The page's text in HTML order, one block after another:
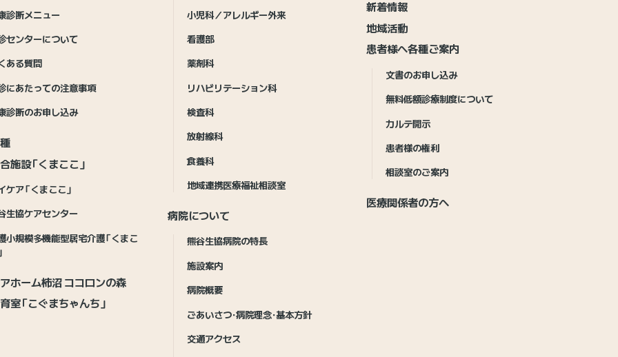
診断メニュー
センターについて
ある質問
にあたっての注意事項
診断のお申し込み
施設「くまここ」
ケア「くまここ」
生協ケアセンター
小規模多機能型居宅介護「くまこ
ホーム柿沼 ココロンの森
室「こぐまちゃんち」
小児科／アレルギー外来
看護部
薬剤科
リハビリテーション科
検査科
放射線科
食養科
地域連携医療福祉相談室
病院について
熊谷生協病院の特長
施設案内
病院概要
ごあいさつ・病院理念・基本方針
交通アクセス
新着情報
地域活動
患者様へ各種ご案内
文書のお申し込み
無料低額診療制度について
カルテ開示
患者様の権利
相談室のご案内
医療関係者の方へ